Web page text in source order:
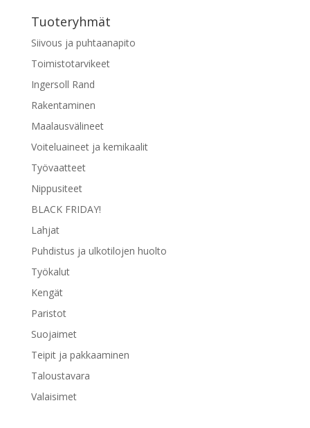
Tuoteryhmät
Siivous ja puhtaanapito
Toimistotarvikeet
Ingersoll Rand
Rakentaminen
Maalausvälineet
Voiteluaineet ja kemikaalit
Työvaatteet
Nippusiteet
BLACK FRIDAY!
Lahjat
Puhdistus ja ulkotilojen huolto
Työkalut
Kengät
Paristot
Suojaimet
Teipit ja pakkaaminen
Taloustavara
Valaisimet